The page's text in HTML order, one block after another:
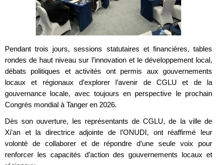
Pendant trois jours, sessions statutaires et financières, tables
rondes de haut niveau sur l’innovation et le développement local,
débats politiques et activités ont permis aux gouvernements
locaux et régionaux d’explorer l’avenir de CGLU et de la
gouvernance locale, avec toujours en perspective le prochain
Congrès mondial à Tanger en 2026.
Dès son ouverture, les représentants de CGLU, de la ville de
Xi’an et la directrice adjointe de l’ONUDI, ont réaffirmé leur
volonté de collaborer et de répondre d’une seule voix pour
renforcer les capacités d’action des gouvernements locaux et